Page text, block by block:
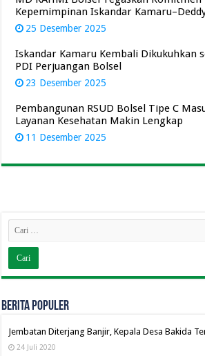
Kepemimpinan Iskandar
25 Desember 2025
Iskandar Kamaru Kembali Dikukuhkan
PDI Perjuangan Bolsel
23 Desember 2025
Pembangunan RSUD Bolsel Tipe C
Layanan Kesehatan Makin Lengkap
11 Desember 2025
BERITA POPULER
Jembatan Diterjang Banjir, Kepala Desa Bakida
24 Juli 2020